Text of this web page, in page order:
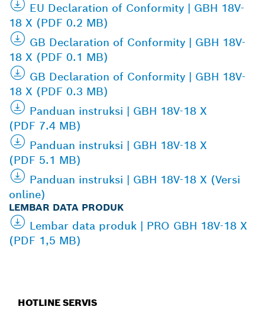
EU Declaration of Conformity | GBH 18V-
18 X (PDF 0.2 MB)
GB Declaration of Conformity | GBH 18V-
18 X (PDF 0.1 MB)
GB Declaration of Conformity | GBH 18V-
18 X (PDF 0.3 MB)
Panduan instruksi | GBH 18V-18 X
(PDF 7.4 MB)
Panduan instruksi | GBH 18V-18 X
(PDF 5.1 MB)
Panduan instruksi | GBH 18V-18 X (Versi
online)
LEMBAR DATA PRODUK
Lembar data produk | PRO GBH 18V-18 X
(PDF 1,5 MB)
HOTLINE SERVIS